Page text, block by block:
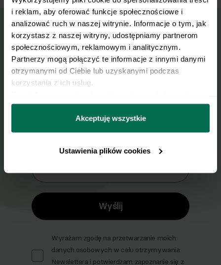
i reklam, aby oferować funkcje społecznościowe i
analizować ruch w naszej witrynie. Informacje o tym, jak
korzystasz z naszej witryny, udostępniamy partnerom
społecznościowym, reklamowym i analitycznym.
Partnerzy mogą połączyć te informacje z innymi danymi
otrzymanymi od Ciebie lub uzyskanymi podczas
korzystania z ich usług.
można się z nami skontaktować i w jaki sposób
przetwarzamy dane osobowe w ramach
prywatności.
Akceptuję wszystkie
Ustawienia plików cookies
Wyślij przepis na e-mail
Nasze najlepsze przepisy, prosto na Twoja
skrzynkę e-mail.
Zapisz się do naszego Newslettera
Imię
Wyślij
Wyrażam zgodę na przetwarzanie moich
danych osobowych w celu otrzymywania
Newslettera i potwierdzam zapoznanie się z